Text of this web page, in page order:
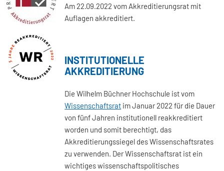
Am 22.09.2022 vom Akkreditierungsrat mit
Auflagen akkreditiert.
INSTITUTIONELLE
AKKREDITIERUNG
Die Wilhelm Büchner Hochschule ist vom
Wissenschaftsrat im Januar 2022 für die Dauer
von fünf Jahren institutionell reakkreditiert
worden und somit berechtigt, das
Akkreditierungssiegel des Wissenschaftsrates
zu verwenden. Der Wissenschaftsrat ist ein
wichtiges wissenschaftspolitisches